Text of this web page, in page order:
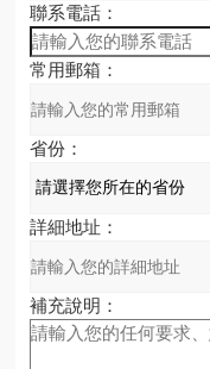
聯系電話：
常用郵箱：
省份：
詳細地址：
補充說明：